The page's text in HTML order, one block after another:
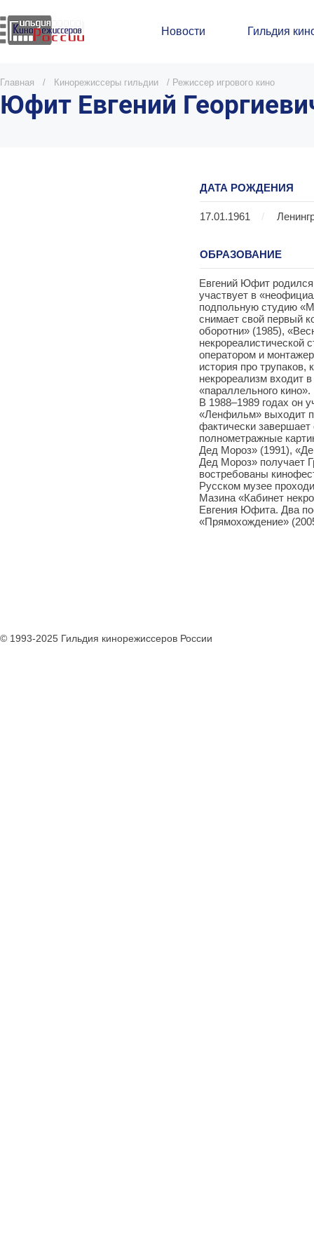
Новости Гильдия
Главная / Кинорежиссеры гильдии / Режиссер игрового кино
Юфит Евгений
ДАТА РОЖДЕНИЯ
17.01.1961 /
ОБРАЗОВАНИЕ
Евгений Юфит родился
участвует в
подпольную студию
снимает свой первый
оборотни» (1985),
некрореалистической
оператором и
история про
некрореализм входит
«параллельного кино».
В 1988–1989 годах он
«Ленфильм» выходит
фактически
полнометражные
Дед Мороз» (1991),
Дед Мороз» получает
востребованы
Русском музее
Мазина «Кабинет
Евгения Юфита. Два
«Прямохождение»
© 1993-2025 Гильдия кинорежиссеров России